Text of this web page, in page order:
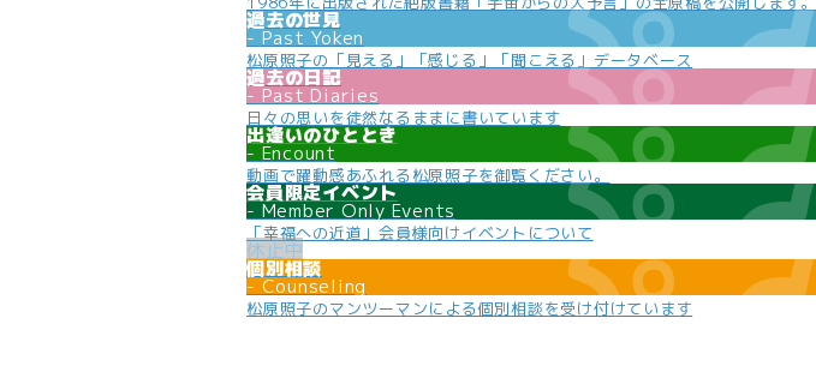
過去の世見
Past Yoken
松原照子の「見える」「感じる」「聞こえる」データベース
過去の日記
Past Diaries
日々の思いを徒然なるままに書いています
出逢いのひととき
Encount
動画で躍動感あふれる松原照子を御覧ください。
会員限定イベント
Member Only Events
「幸福への近道」会員様向けイベントについて
個別相談
Counseling
松原照子のマンツーマンによる個別相談を受け付けています